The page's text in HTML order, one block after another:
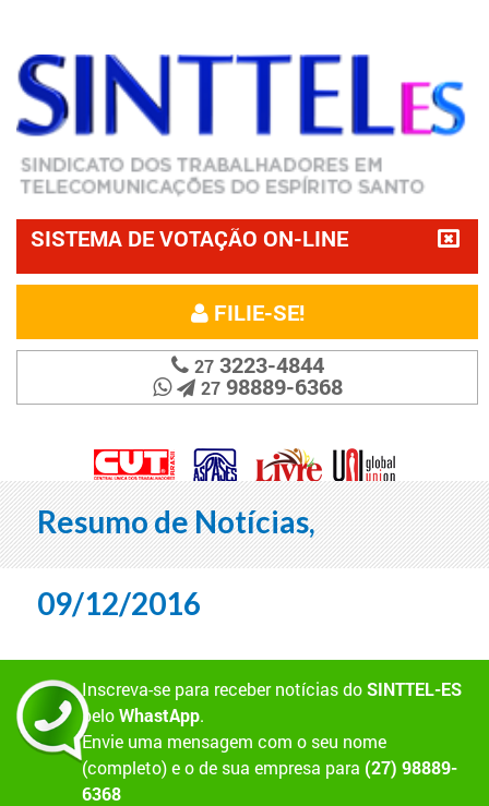
SISTEMA DE VOTAÇÃO ON-LINE
FILIE-SE!
273223-4844
2798889-6368
Resumo de Notícias,
09/12/2016
Inscreva-se para receber notícias doSINTTEL-ES
peloWhastApp.
Envie uma mensagem com o seu nome
(completo) e o de sua empresa para (27) 98889-
6368